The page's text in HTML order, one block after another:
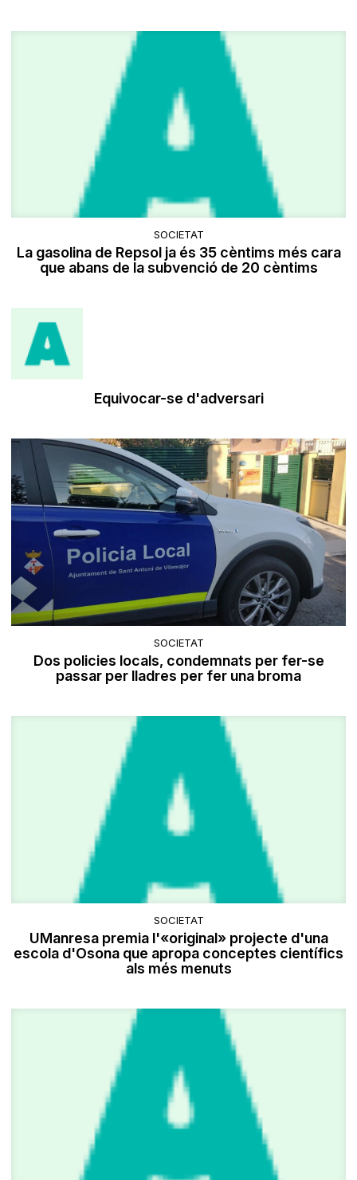
SOCIETAT
La gasolina de Repsol ja és 35 cèntims més cara
que abans de la subvenció de 20 cèntims
Equivocar-se d'adversari
SOCIETAT
Dos policies locals, condemnats per fer-se
passar per lladres per fer una broma
SOCIETAT
UManresa premia l'«original» projecte d'una
escola d'Osona que apropa conceptes científics
als més menuts